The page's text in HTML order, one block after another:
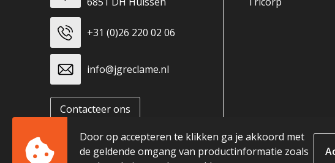
+31 (0)26 220 02 06
info@jgreclame.nl
Contacteer ons
Door op accepteren te klikken ga je akkoord met
de geldende omgang van productinformatie zoals